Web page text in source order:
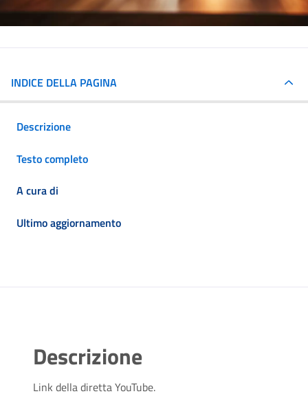
INDICE DELLA PAGINA
Descrizione
Testo completo
A cura di
Ultimo aggiornamento
Descrizione
Link della diretta YouTube.